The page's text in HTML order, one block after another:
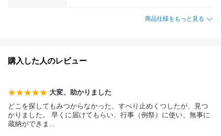
商品仕様をもっと見る
購入した人のレビュー
大変、助かりました
どこを探してもみつからなかった、すべり止めくつしたが、見つ
かりました。 早くに届けてもらい、行事（例祭）に使い、無事に
蔵納ができ ま